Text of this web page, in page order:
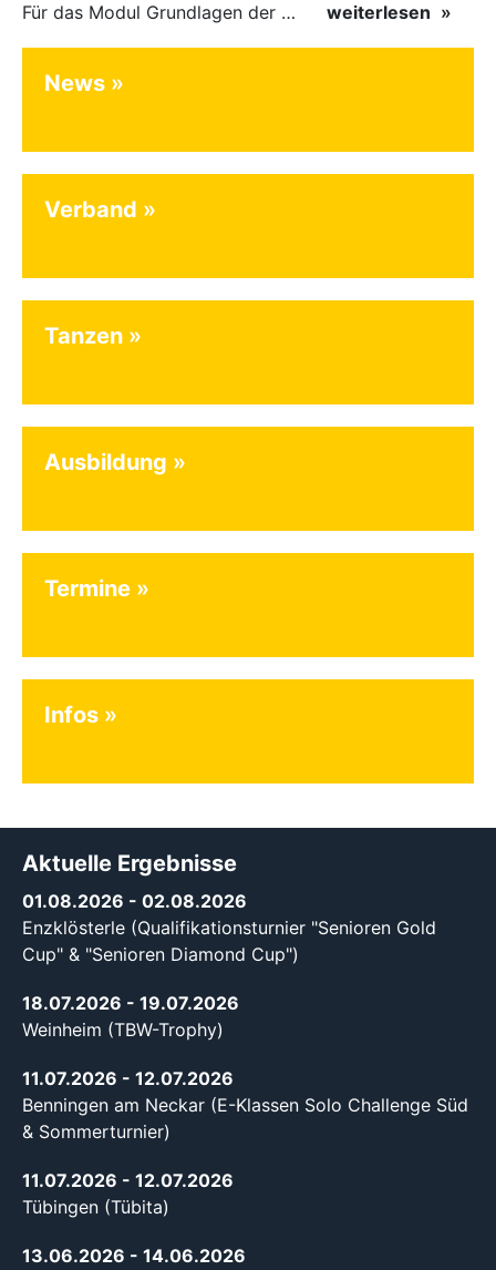
Für das Modul Grundlagen der Breitensportausbildung vom 10. bis 13. September an der Landessportschule Albstadt sind noch Plätze frei. Das Modul kann auch für den Lizenzerhalt (30 LE fachlich) genutzt…
weiterlesen
News
Verband
Tanzen
Ausbildung
Termine
Infos
Aktuelle Ergebnisse
01.08.2026 - 02.08.2026
Enzklösterle (Qualifikationsturnier "Senioren Gold
Cup" & "Senioren Diamond Cup")
18.07.2026 - 19.07.2026
Weinheim (TBW-Trophy)
11.07.2026 - 12.07.2026
Benningen am Neckar (E-Klassen Solo Challenge Süd
& Sommerturnier)
11.07.2026 - 12.07.2026
Tübingen (Tübita)
13.06.2026 - 14.06.2026